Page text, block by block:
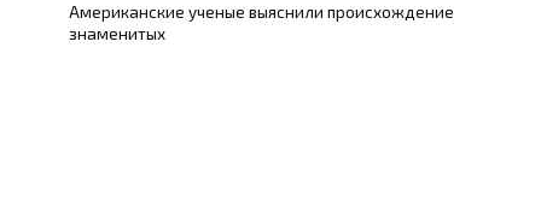
Американские ученые выяснили происхождение
знаменитых